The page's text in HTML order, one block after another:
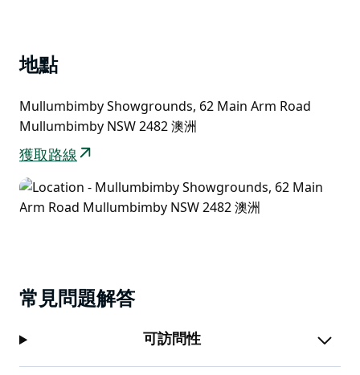
地點
Mullumbimby Showgrounds, 62 Main Arm Road
Mullumbimby NSW 2482 澳洲
獲取路線
常見問題解答
可訪問性